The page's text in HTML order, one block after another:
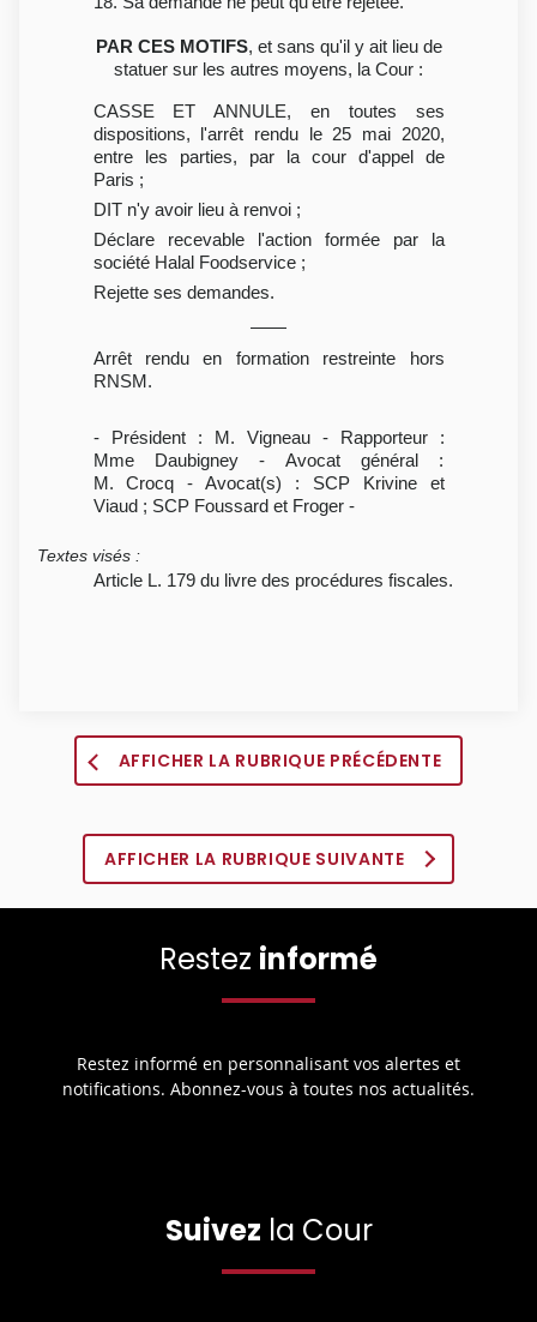
PAR CES MOTIFS, et sans qu'il y ait lieu de
statuer sur les autres moyens, la Cour :
CASSE ET ANNULE, en toutes ses
dispositions, l'arrêt rendu le 25 mai 2020,
entre les parties, par la cour d'appel de
Paris ;
DIT n'y avoir lieu à renvoi ;
Déclare recevable l'action formée par la
société Halal Foodservice ;
Rejette ses demandes.
Arrêt rendu en formation restreinte hors
RNSM.
- Président : M. Vigneau - Rapporteur :
Mme Daubigney - Avocat général :
M. Crocq - Avocat(s) : SCP Krivine et
Viaud ; SCP Foussard et Froger -
Textes visés :
Article L. 179 du livre des procédures fiscales.
AFFICHER LA RUBRIQUE PRÉCÉDENTE
AFFICHER LA RUBRIQUE SUIVANTE
Restez informé
Restez informé en personnalisant vos alertes et
notifications. Abonnez-vous à toutes nos actualités.
Suivez la Cour